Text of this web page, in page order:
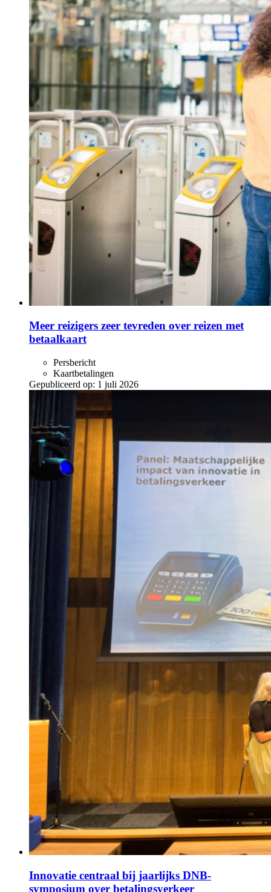
Meer reizigers zeer tevreden over reizen met
betaalkaart
Persbericht
Kaartbetalingen
Gepubliceerd op: 1 juli 2026
Innovatie centraal bij jaarlijks DNB-
symposium over betalingsverkeer